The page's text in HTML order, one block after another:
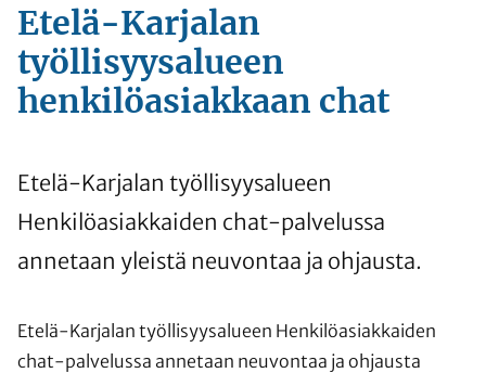
Työ ja yrittäminen
Asioi kanssamme
Etelä-Karjalan
työllisyysalueen
henkilöasiakkaan chat
Etelä-Karjalan työllisyysalueen
Henkilöasiakkaiden chat-palvelussa
annetaan yleistä neuvontaa ja ohjausta.
Etelä-Karjalan työllisyysalueen Henkilöasiakkaiden
chat-palvelussa annetaan neuvontaa ja ohjausta